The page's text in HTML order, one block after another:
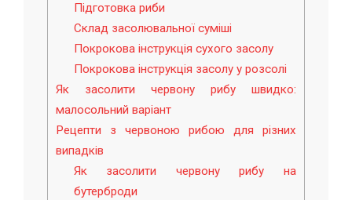
Підготовка риби
Склад засолювальної суміші
Покрокова інструкція сухого засолу
Покрокова інструкція засолу у розсолі
Як засолити червону рибу швидко:
малосольний варіант
Рецепти з червоною рибою для різних
випадків
Як засолити червону рибу на
бутерброди